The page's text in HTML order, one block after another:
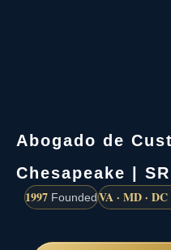
Abogado de
Chesapeake |
1997 FoundedVA · MD · DC